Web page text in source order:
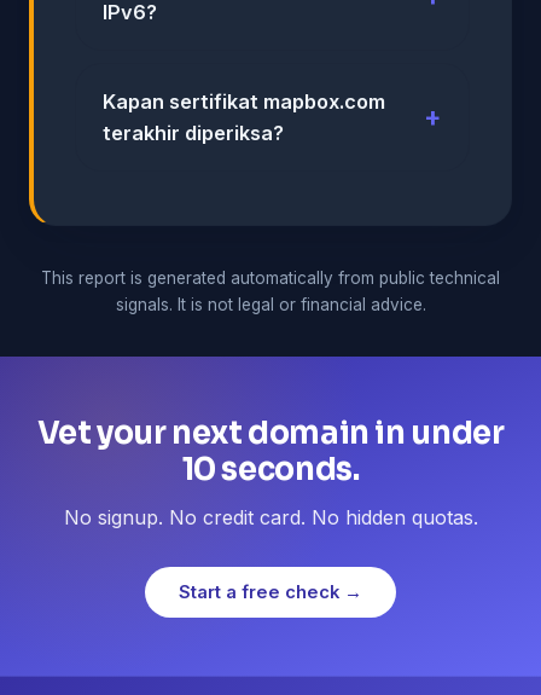
IPv6?
Kapan sertifikat mapbox.com
terakhir diperiksa?
This report is generated automatically from public technical
signals. It is not legal or financial advice.
Vet your next domain in under
10 seconds.
No signup. No credit card. No hidden quotas.
Start a free check →